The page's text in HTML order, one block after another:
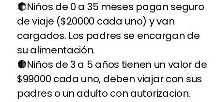
Niños de 0 a 35 meses pagan seguro
de viaje ($20000 cada uno) y van
cargados. Los padres se encargan de
su alimentación.
Niños de 3 a 5 años tienen un valor de
$99000 cada uno, deben viajar con sus
padres o un adulto con autorizacion.